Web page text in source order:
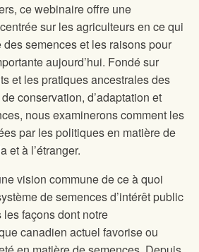
ce webinaire offre une
sur les agriculteurs en ce qui
semences et les raisons pour
aujourd’hui. Fondé sur
et les pratiques ancestrales des
conservation, d’adaptation et
nous examinerons comment les
par les politiques en matière de
et à l’étranger.
vision commune de ce à quoi
de semences d’intérêt public
façons dont notre
canadien actuel favorise ou